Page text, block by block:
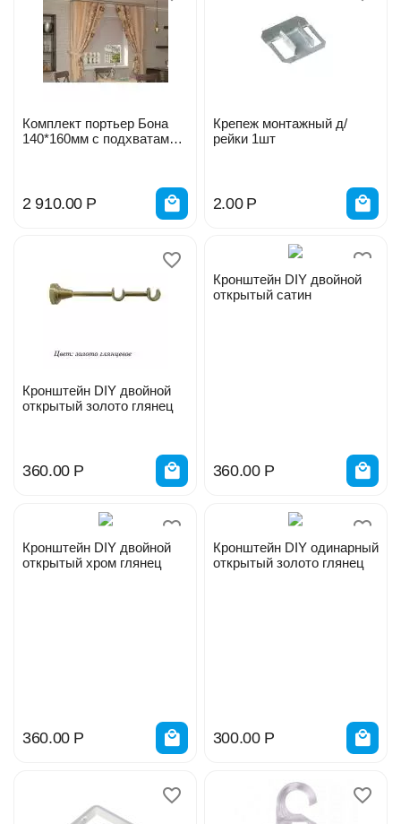
Комплект портьер Бона
140*160мм с подхватами
2 910.00 Р
Крепеж монтажный д/
рейки 1шт
2.00 Р
Кронштейн DIY двойной
открытый золото глянец
360.00 Р
Кронштейн DIY двойной
открытый сатин
360.00 Р
Кронштейн DIY двойной
открытый хром глянец
360.00 Р
Кронштейн DIY одинарный
открытый золото глянец
300.00 Р